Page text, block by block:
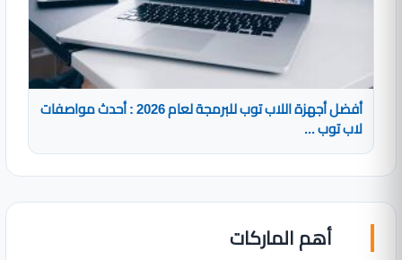
أفضل أجهزة اللاب توب للبرمجة لعام 2026 : أحدث مواصفات
لاب توب ...
أهم الماركات